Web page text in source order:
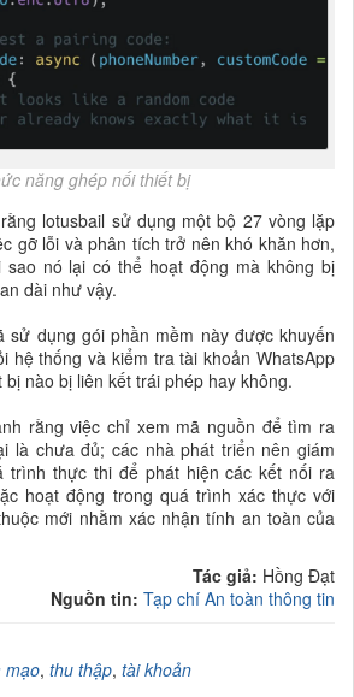
năng ghép nối thiết bị
lotusbail sử dụng một bộ 27 vòng lặp
gỡ lỗi và phân tích trở nên khó khăn hơn,
nó lại có thể hoạt động mà không bị
dài như vậy.
sử dụng gói phần mềm này được khuyến
hệ thống và kiểm tra tài khoản WhatsApp
nào bị liên kết trái phép hay không.
rằng việc chỉ xem mã nguồn để tìm ra
là chưa đủ; các nhà phát triển nên giám
trình thực thi để phát hiện các kết nối ra
hoạt động trong quá trình xác thực với
mới nhằm xác nhận tính an toàn của
Tác giả: Hồng Đạt
Nguồn tin: Tạp chí An toàn thông tin
mạo, thu thập, tài khoản